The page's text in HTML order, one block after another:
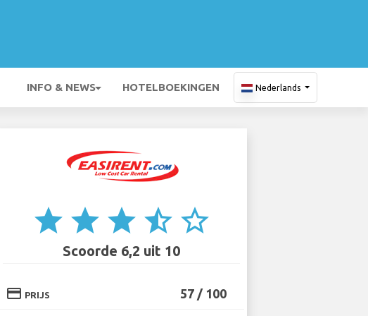
INFO & NEWS HOTELBOEKINGEN Nederlands
star star star star_half star_border
Scoorde 6,2 uit 10
credit_card PRIJS 57 / 100